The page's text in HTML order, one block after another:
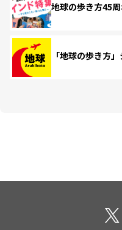
地球の歩き方45
「地球の歩き方